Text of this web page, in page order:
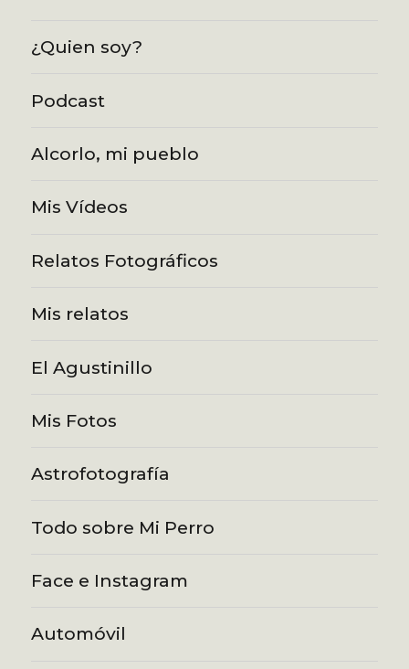
¿Quien soy?
Podcast
Alcorlo, mi pueblo
Mis Vídeos
Relatos Fotográficos
Mis relatos
El Agustinillo
Mis Fotos
Astrofotografía
Todo sobre Mi Perro
Face e Instagram
Automóvil